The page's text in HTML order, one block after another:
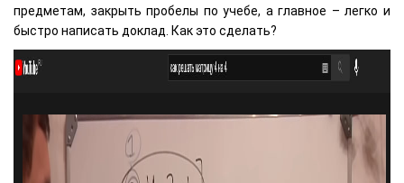
предметам, закрыть пробелы по учебе, а главное – легко и
быстро написать доклад. Как это сделать?